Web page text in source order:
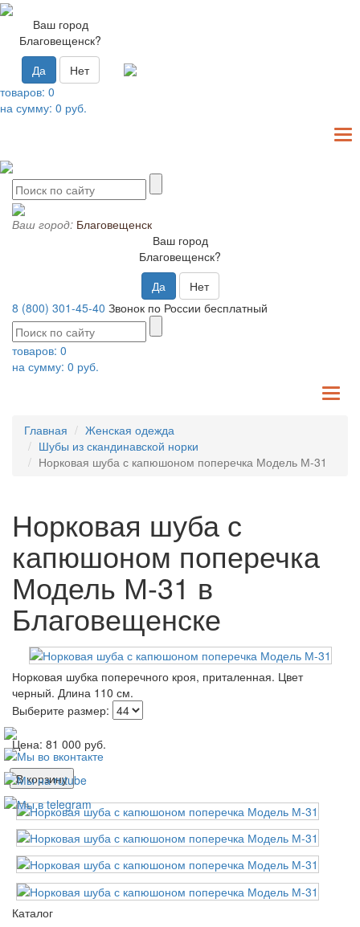
Ваш город
Благовещенск?
Да
Нет
товаров: 0
на сумму: 0 руб.
Ваш город: Благовещенск
Ваш город
Благовещенск?
Да
Нет
8 (800) 301-45-40 Звонок по России бесплатный
товаров: 0
на сумму: 0 руб.
Главная
Женская одежда
Шубы из скандинавской норки
Норковая шуба с капюшоном поперечка Модель М-31
Норковая шуба с
капюшоном поперечка
Модель М-31 в
Благовещенске
Норковая шубка поперечного кроя, приталенная. Цвет
черный. Длина 110 см.
Выберите размер:
Цена: 81 000 руб.
В корзину
Каталог